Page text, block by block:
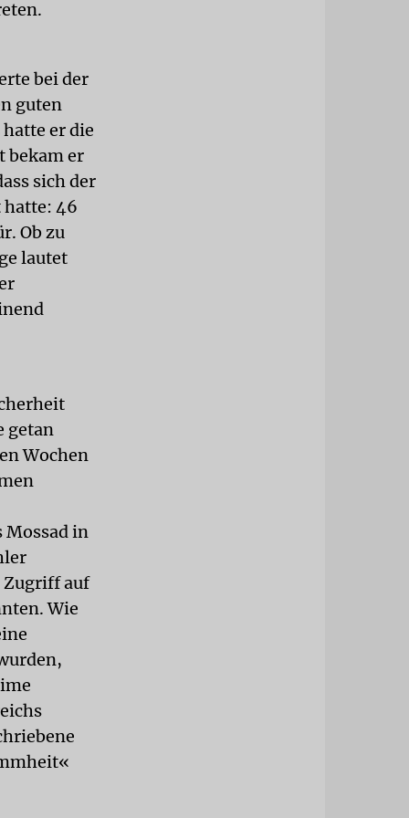
bei der
guten
er die
bekam er
sich der
hatte: 46
Ob zu
lautet
getan
Wochen
Mossad in
Zugriff auf
Wie